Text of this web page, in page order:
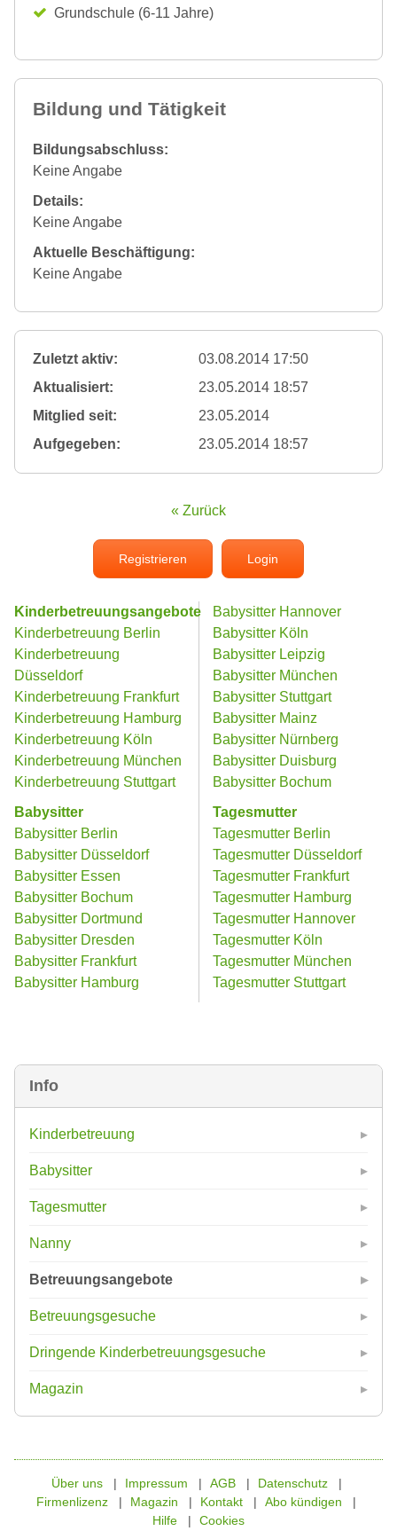
Info
Kinderbetreuung
Babysitter
Tagesmutter
Nanny
Betreuungsangebote
Betreuungsgesuche
Dringende Kinderbetreuungsgesuche
Magazin
Grundschule (6-11 Jahre)
Bildung und Tätigkeit
Bildungsabschluss:
Keine Angabe
Details:
Keine Angabe
Aktuelle Beschäftigung:
Keine Angabe
Zuletzt aktiv:
03.08.2014 17:50
Aktualisiert:
23.05.2014 18:57
Mitglied seit:
23.05.2014
Aufgegeben:
23.05.2014 18:57
« Zurück
Registrieren Login
Kinderbetreuungsangebote
Kinderbetreuung Berlin
Kinderbetreuung
Düsseldorf
Kinderbetreuung Frankfurt
Kinderbetreuung Hamburg
Kinderbetreuung Köln
Kinderbetreuung München
Kinderbetreuung Stuttgart
Babysitter
Babysitter Berlin
Babysitter Düsseldorf
Babysitter Essen
Babysitter Bochum
Babysitter Dortmund
Babysitter Dresden
Babysitter Frankfurt
Babysitter Hamburg
Babysitter Hannover
Babysitter Köln
Babysitter Leipzig
Babysitter München
Babysitter Stuttgart
Babysitter Mainz
Babysitter Nürnberg
Babysitter Duisburg
Babysitter Bochum
Tagesmutter
Tagesmutter Berlin
Tagesmutter Düsseldorf
Tagesmutter Frankfurt
Tagesmutter Hamburg
Tagesmutter Hannover
Tagesmutter Köln
Tagesmutter München
Tagesmutter Stuttgart
Über uns Impressum AGB
Datenschutz
Firmenlizenz
Magazin Kontakt
Abo kündigen
Hilfe
Cookies